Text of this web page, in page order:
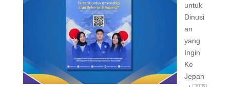
untuk
Dinusi
an
yang
Ingin
Ke
Jepan